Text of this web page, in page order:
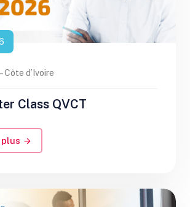
Côte d’Ivoire
Class QVCT